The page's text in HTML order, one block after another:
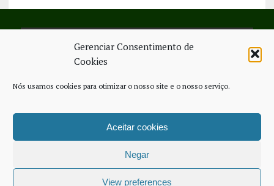
Gerenciar Consentimento de
Cookies
Nós usamos cookies para otimizar o nosso site e o nosso serviço.
Aceitar cookies
Negar
View preferences
SIGA-NOS NO FACEBOOK
ESTATUTO EDITORIAL
CONTACTE-NOS
COPYRIGHT © 2026 - JORNAL NOVO REGIONAL | POWERED BY